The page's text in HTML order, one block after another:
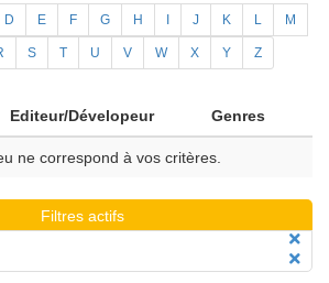
D E F G H J K L M
S T U V W X Y Z
Editeur/Dévelopeur Genres
ne correspond à vos critères.
Filtres actifs